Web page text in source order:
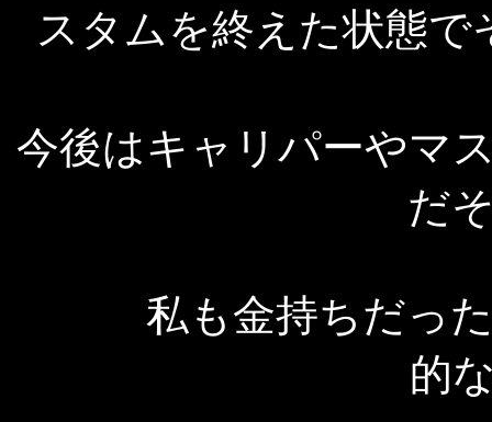
スタムを終えた状態
今後はキャリパーやマ
だ
私も金持ちだっ
的